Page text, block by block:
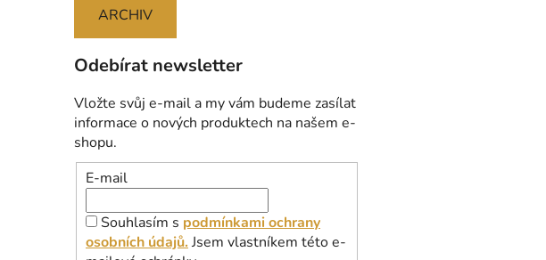
ARCHIV
Odebírat newsletter
Vložte svůj e-mail a my vám budeme zasílat
informace o nových produktech na našem e-
shopu.
E-mail
Souhlasím s podmínkami ochrany
osobních údajů. Jsem vlastníkem této e-